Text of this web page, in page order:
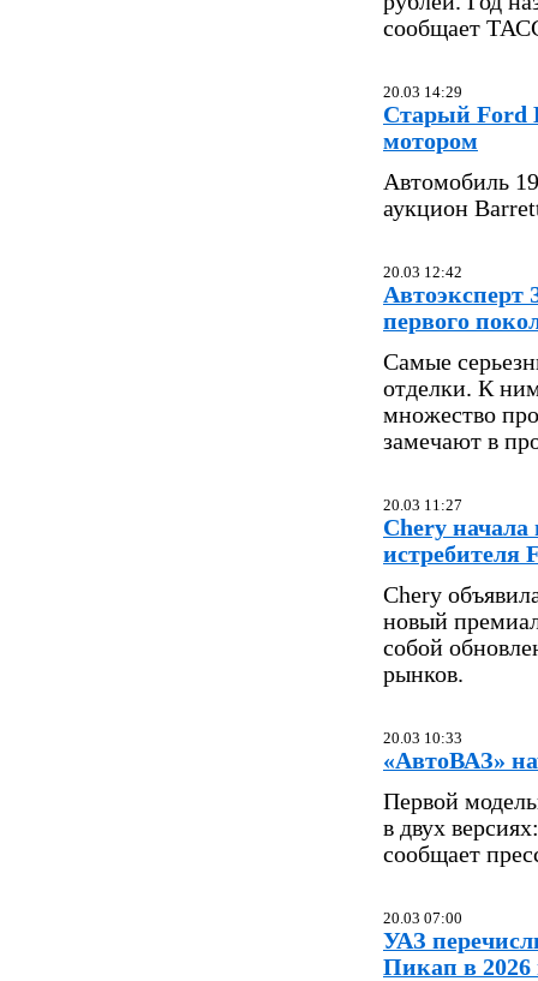
сообщает
20.03 14:29
Старый Ford
мотором
Автомобиль
аукцион
20.03 12:42
Автоэксперт
первого
Самые
отделки. К
множество
замечают в
20.03 11:27
Chery начала
истребителя
Chery
новый
собой
рынков.
20.03 10:33
«АвтоВАЗ»
Первой
в двух
сообщает
20.03 07:00
УАЗ
Пикап в 2026